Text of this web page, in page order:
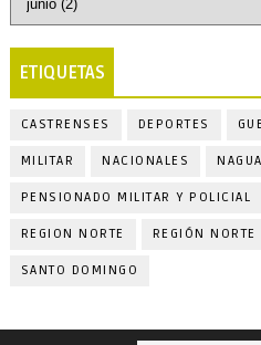
ETIQUETAS
CASTRENSES DEPORTES
MILITAR NACIONALES NAGUA
PENSIONADO MILITAR Y POLICIAL
REGION NORTE REGIÓN NORTE
SANTO DOMINGO